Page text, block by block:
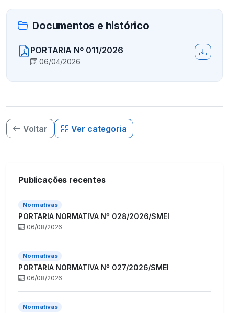
Documentos e histórico
PORTARIA Nº 011/2026
06/04/2026
Voltar Ver categoria
Publicações recentes
Normativas
PORTARIA NORMATIVA Nº 028/2026/SMEI
06/08/2026
Normativas
PORTARIA NORMATIVA Nº 027/2026/SMEI
06/08/2026
Normativas